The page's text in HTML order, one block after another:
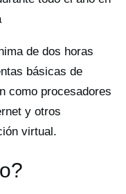
de dos horas
básicas de
como procesadores
y otros
virtual.